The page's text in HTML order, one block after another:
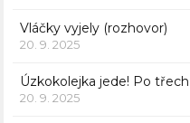
Vláčky vyjely (rozhovor)
20. 9. 2025
Úzkokolejka jede! Po
20. 9. 2025